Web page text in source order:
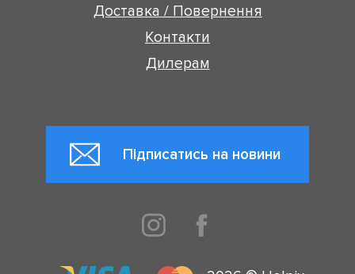
Доставка / Повернення
Контакти
Дилерам
Підписатись на новини